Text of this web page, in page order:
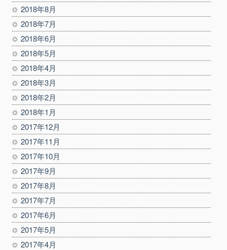
2018年8月
2018年7月
2018年6月
2018年5月
2018年4月
2018年3月
2018年2月
2018年1月
2017年12月
2017年11月
2017年10月
2017年9月
2017年8月
2017年7月
2017年6月
2017年5月
2017年4月